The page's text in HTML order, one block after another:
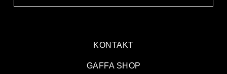
KONTAKT
GAFFA SHOP